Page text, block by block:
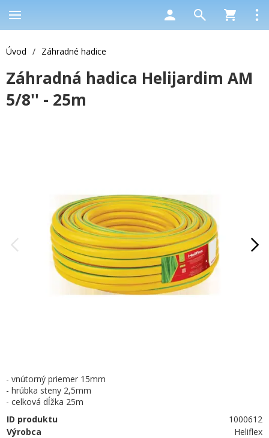
Úvod / Záhradné hadice
Záhradná hadica Helijardim AM
5/8'' - 25m
- vnútorný priemer 15mm
- hrúbka steny 2,5mm
- celková dĺžka 25m
ID produktu
1000612
Výrobca
Heliflex